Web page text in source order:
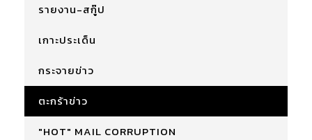
รายงาน-สกู๊ป
เกาะประเด็น
กระจายข่าว
ตะกร้าข่าว
"HOT" MAIL CORRUPTION